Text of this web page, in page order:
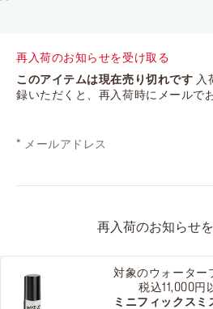
再入荷のお知らせを受け取る
このアイテムは現在売り切れです 入
録いただくと、再入荷時にメールで
* メールアドレス
再入荷のお知らせ
対象のウォーター
税込11,000円
ミニフィックスミ